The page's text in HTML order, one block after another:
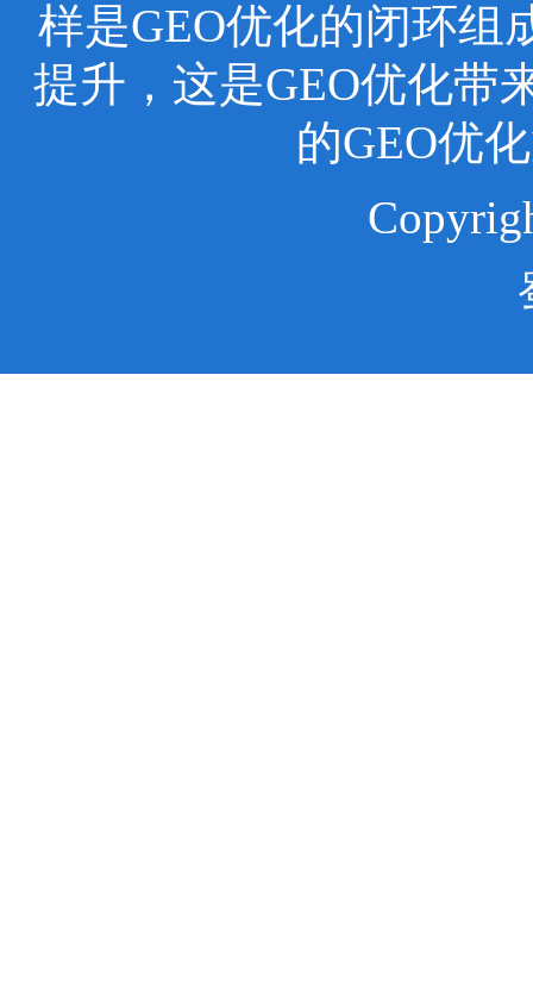
样是GEO优化的闭环组
提升，这是GEO优化带
的GEO优